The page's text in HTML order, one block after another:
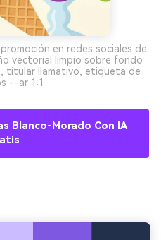
en redes sociales de
vectorial limpio sobre fondo
titular llamativo, etiqueta de
--ar 1:1
Blanco-Morado Con IA